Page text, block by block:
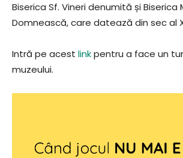
Biserica Sf. Vineri denumită și Biserica
Domnească, care datează din sec al
Intră pe acest linkpentru a face un
muzeului.